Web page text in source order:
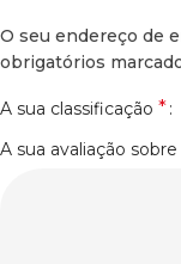
O seu endereço de
obrigatórios
A sua classificação *
A sua avaliação